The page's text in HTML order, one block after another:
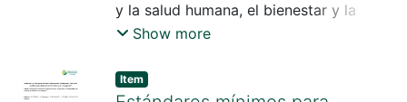
Liliana;Buenhombre Vasquez, Jhon
Jairo
y la salud humana, el bienestar y la
salud animal y el medio ambiente,
multidisciplinares e intersectoriales,
junto con la educación y participación
Show more
Item